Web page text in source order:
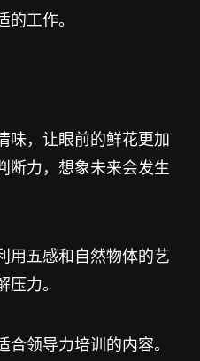
工作。
味，让眼前的鲜花更加
断力，想象未来会发生
用五感和自然物体的艺
力。
领导力培训的内容。